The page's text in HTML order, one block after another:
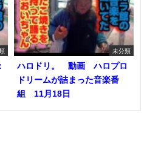
未分類
ハロドリ。 動画 ハロプロ
ドリームが詰まった音楽番
組 11月18日